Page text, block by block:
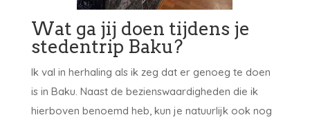
Wat ga jij doen tijdens je
stedentrip Baku?
Ik val in herhaling als ik zeg dat er genoeg te doen
is in Baku. Naast de bezienswaardigheden die ik
hierboven benoemd heb, kun je natuurlijk ook nog